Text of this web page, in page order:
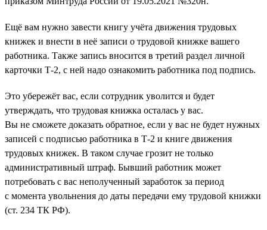
Ещё вам нужно завести книгу учёта движения трудовых
книжек и внести в неё записи о трудовой книжке вашего
работника. Также запись вносится в третий раздел личной
карточки Т-2, с ней надо ознакомить работника под подпись.
Это убережёт вас, если сотрудник уволится и будет
утверждать, что трудовая книжка осталась у вас.
Вы не сможете доказать обратное, если у вас не будет нужных
записей с подписью работника в Т-2 и книге движения
трудовых книжек. В таком случае грозит не только
административный штраф. Бывший работник может
потребовать с вас неполученный заработок за период
с момента увольнения до даты передачи ему трудовой книжки
(ст. 234 ТК РФ).